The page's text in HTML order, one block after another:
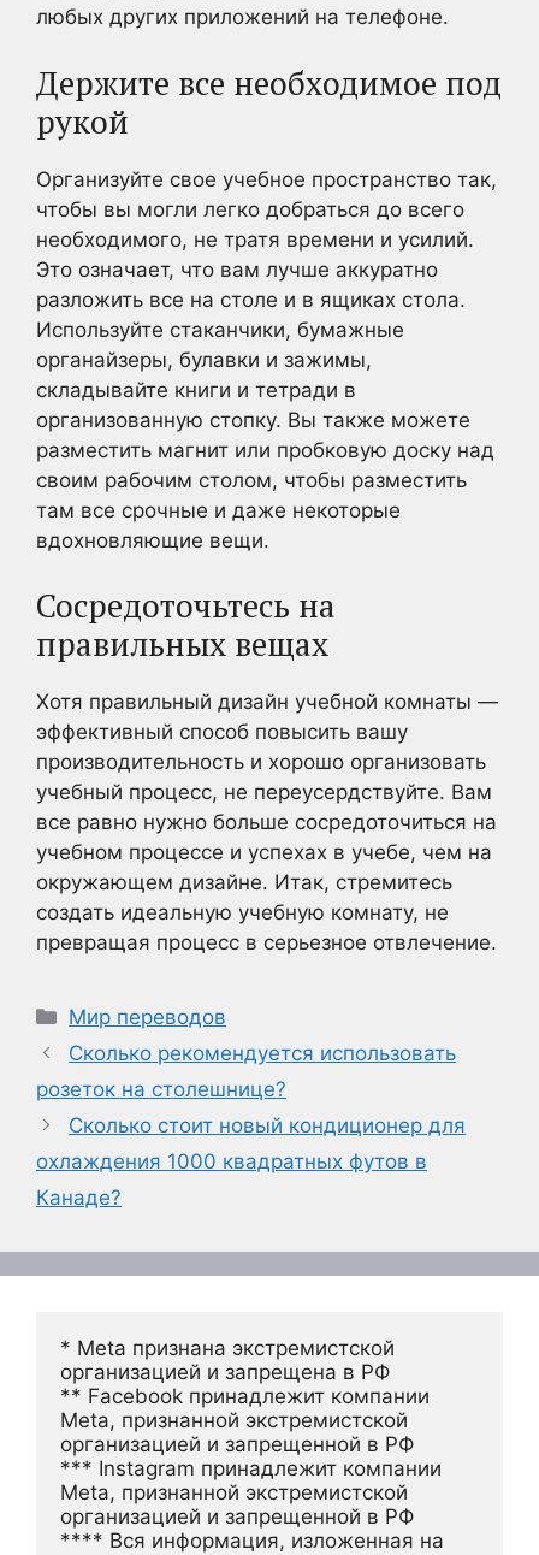
любых других приложений на телефоне.
Держите все необходимое под
рукой
Организуйте свое учебное пространство так,
чтобы вы могли легко добраться до всего
необходимого, не тратя времени и усилий.
Это означает, что вам лучше аккуратно
разложить все на столе и в ящиках стола.
Используйте стаканчики, бумажные
органайзеры, булавки и зажимы,
складывайте книги и тетради в
организованную стопку. Вы также можете
разместить магнит или пробковую доску над
своим рабочим столом, чтобы разместить
там все срочные и даже некоторые
вдохновляющие вещи.
Сосредоточьтесь на
правильных вещах
Хотя правильный дизайн учебной комнаты —
эффективный способ повысить вашу
производительность и хорошо организовать
учебный процесс, не переусердствуйте. Вам
все равно нужно больше сосредоточиться на
учебном процессе и успехах в учебе, чем на
окружающем дизайне. Итак, стремитесь
создать идеальную учебную комнату, не
превращая процесс в серьезное отвлечение.
Рубрики
Мир переводов
Сколько рекомендуется использовать
розеток на столешнице?
Сколько стоит новый кондиционер для
охлаждения 1000 квадратных футов в
Канаде?
* Meta признана экстремистской
организацией и запрещена в РФ
** Facebook принадлежит компании
Meta, признанной экстремистской
организацией и запрещенной в РФ
*** Instagram принадлежит компании
Meta, признанной экстремистской
организацией и запрещенной в РФ
**** Вся информация, изложенная на